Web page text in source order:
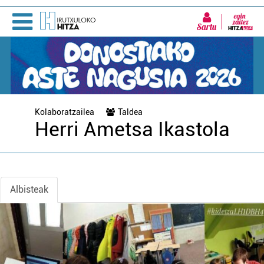
Sartu
Kolaboratzailea Taldea
Herri Ametsa Ikastola
Albisteak